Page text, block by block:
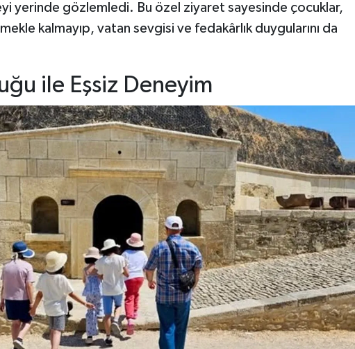
yerinde gözlemledi. Bu özel ziyaret sayesinde çocuklar,
kalmayıp, vatan sevgisi ve fedakârlık duygularını da
ile Eşsiz Deneyim